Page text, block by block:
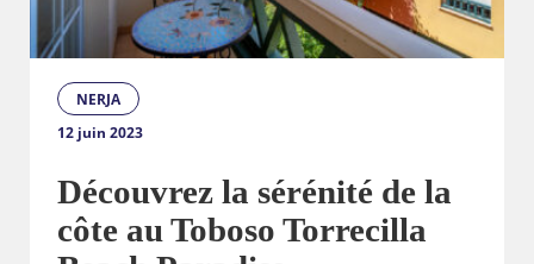
NERJA
12 juin 2023
Découvrez la sérénité de la
côte au Toboso Torrecilla